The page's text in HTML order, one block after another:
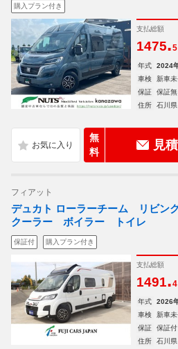
購入プラン付き
支払総額
1475.5
年式 2024
車検
新車
保証
保証無
住所
石川
無
料
見
フィアット
デュカト ローラーチーム リビン
クーラー ボイラー トイレ
保証付 購入プラン付き
支払総額
1491.4
年式 2026
車検
新車
保証
保証付
住所
石川